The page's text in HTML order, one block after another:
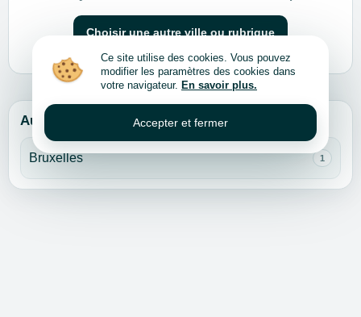
Choisir une autre ville ou rubrique
Autres villes pour cette rubrique
Bruxelles 1
Ce site utilise des cookies. Vous pouvez
modifier les paramètres des cookies dans
votre navigateur. En savoir plus.
Accepter et fermer